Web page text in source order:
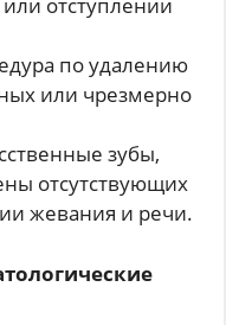
отступлении
по удалению
или чрезмерно
зубы,
отсутствующих
жевания и речи.